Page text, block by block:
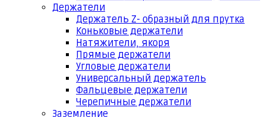
Держатели
Держатель Z- образный для прутка
Коньковые держатели
Натяжители, якоря
Прямые держатели
Угловые держатели
Универсальный держатель
Фальцевые держатели
Черепичные держатели
Заземление